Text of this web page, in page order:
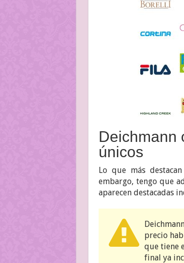
Deichmann
únicos
Lo que más
embargo, tengo que
aparecen destacadas
precio
que tiene
final ya